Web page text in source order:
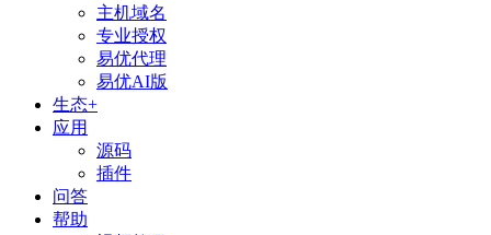
主机域名
专业授权
易优代理
易优AI版
生态+
应用
源码
插件
问答
帮助